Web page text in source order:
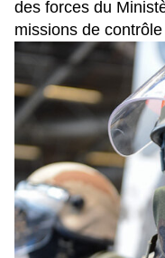
des forces du
missions de